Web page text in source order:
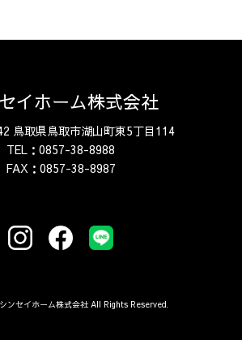
イホーム株式会社
鳥取県鳥取市湖山町東5丁目114
TEL：0857-38-8988
FAX：0857-38-8987
ンセイホーム株式会社 All Rights Reserved.